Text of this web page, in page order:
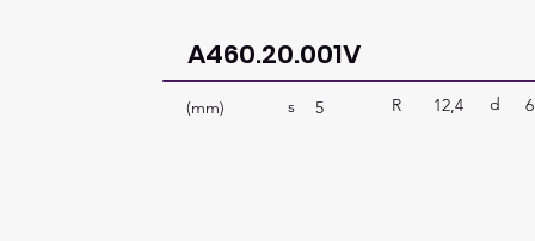
A460.20.001V
(mm) 5
s R 12,4 d 6